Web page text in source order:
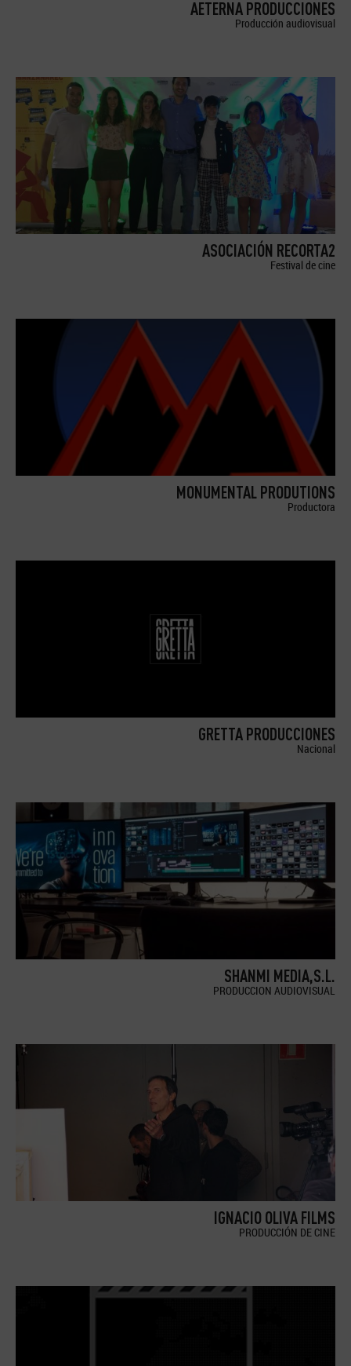
AETERNA PRODUCCIONES
Producción audiovisual
ASOCIACIÓN RECORTA2
Festival de cine
MONUMENTAL PRODUTIONS
Productora
GRETTA PRODUCCIONES
Nacional
SHANMI MEDIA,S.L.
PRODUCCION AUDIOVISUAL
IGNACIO OLIVA FILMS
PRODUCCIÓN DE CINE